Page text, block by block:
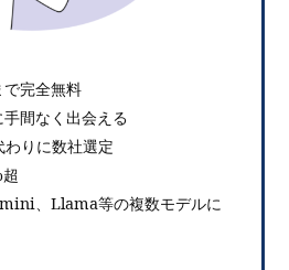
で完全無料
手間なく出会える
わりに数社選定
、Llama等の複数モデルに